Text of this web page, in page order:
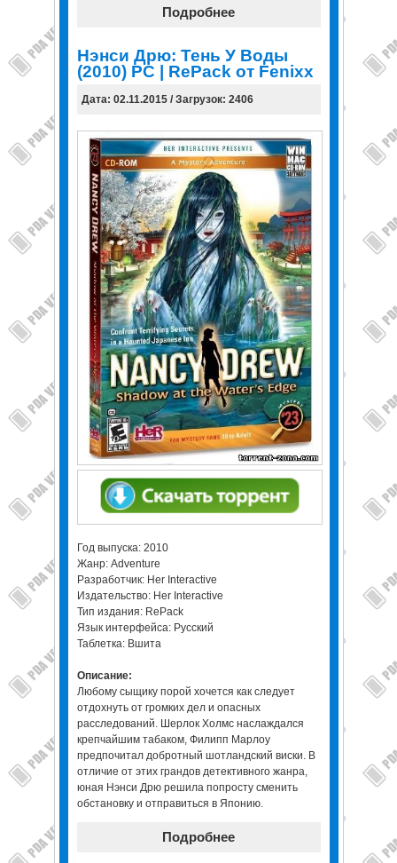
Подробнее
Нэнси Дрю: Тень У Воды
(2010) PC | RePack от Fenixx
Дата: 02.11.2015 / Загрузок: 2406
Год выпуска: 2010
Жанр: Adventure
Разработчик: Her Interactive
Издательство: Her Interactive
Тип издания: RePack
Язык интерфейса: Русский
Таблетка: Вшита
Описание:
Любому сыщику порой хочется как следует
отдохнуть от громких дел и опасных
расследований. Шерлок Холмс наслаждался
крепчайшим табаком, Филипп Марлоу
предпочитал добротный шотландский виски. В
отличие от этих грандов детективного жанра,
юная Нэнси Дрю решила попросту сменить
обстановку и отправиться в Японию.
Подробнее